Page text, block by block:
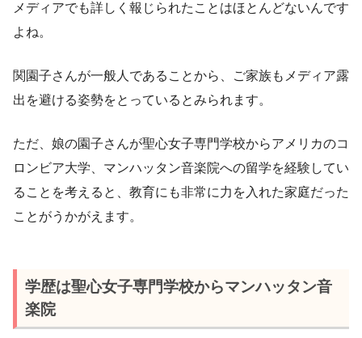
メディアでも詳しく報じられたことはほとんどないんです
よね。
関園子さんが一般人であることから、ご家族もメディア露
出を避ける姿勢をとっているとみられます。
ただ、娘の園子さんが聖心女子専門学校からアメリカのコ
ロンビア大学、マンハッタン音楽院への留学を経験してい
ることを考えると、教育にも非常に力を入れた家庭だった
ことがうかがえます。
学歴は聖心女子専門学校からマンハッタン音
楽院